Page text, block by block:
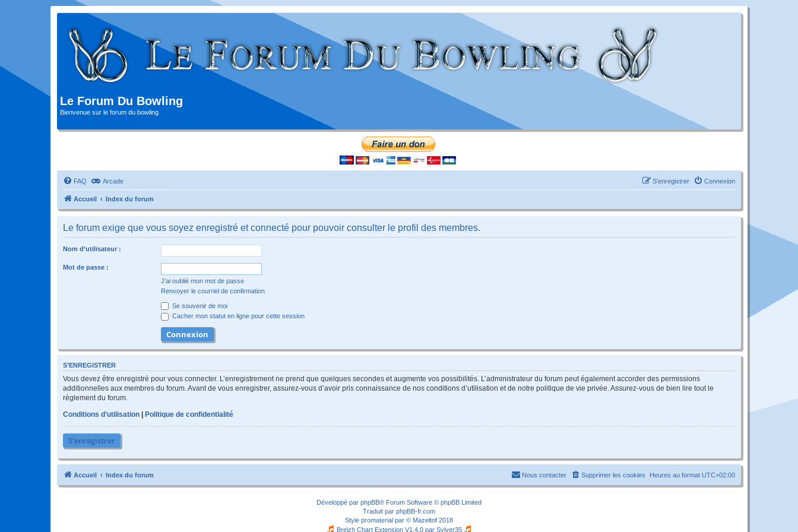
Le Forum Du Bowling
Bienvenue sur le forum du bowling
FAQ Arcade Connexion
S’enregistrer
Accueil Index du forum
Le forum exige que vous soyez enregistré et connecté pour pouvoir consulter le profil des membres.
Nom d’utilisateur :
Mot de passe :
J’ai oublié mon mot de passe
Renvoyer le courriel de confirmation
Se souvenir de moi
Cacher mon statut en ligne pour cette session
S’ENREGISTRER
Vous devez être enregistré pour vous connecter. L’enregistrement ne prend que quelques secondes et augmente vos possibilités. L’administrateur du forum peut également accorder des permissions
additionnelles aux membres du forum. Avant de vous enregistrer, assurez-vous d’avoir pris connaissance de nos conditions d’utilisation et de notre politique de vie privée. Assurez-vous de bien lire tout le
règlement du forum.
Conditions d’utilisation
Politique de confidentialité
S’enregistrer
Accueil Index du forum Heures au format UTC+02:00
Supprimer les cookies
Nous contacter
Développé par phpBB® Forum Software © phpBB Limited
Traduit par phpBB-fr.com
Style promaterial par © Mazeltof 2018
Breizh Chart Extension V1.4.0 par Sylver35